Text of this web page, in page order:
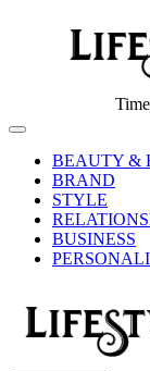
People
Off
CanvasBEAUTY &
BRAND
STYLE
BUSINESS